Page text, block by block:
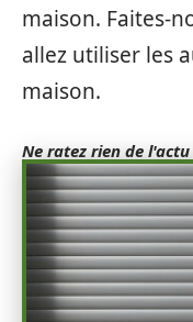
maison. Faites-
allez utiliser les
maison.
Ne ratez rien de l'actu